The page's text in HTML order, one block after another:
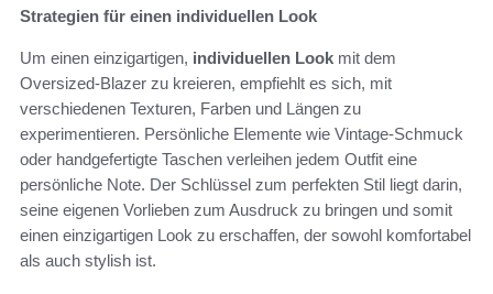
Strategien für einen individuellen Look
Um einen einzigartigen, individuellen Look mit dem
Oversized-Blazer zu kreieren, empfiehlt es sich, mit
verschiedenen Texturen, Farben und Längen zu
experimentieren. Persönliche Elemente wie Vintage-Schmuck
oder handgefertigte Taschen verleihen jedem Outfit eine
persönliche Note. Der Schlüssel zum perfekten Stil liegt darin,
seine eigenen Vorlieben zum Ausdruck zu bringen und somit
einen einzigartigen Look zu erschaffen, der sowohl komfortabel
als auch stylish ist.